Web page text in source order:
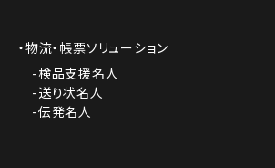
物流・帳票ソリューション
検品支援名人
送り状名人
伝発名人